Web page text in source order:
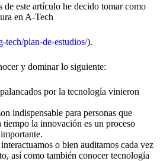
de este artículo he decido tomar como
en A-Tech
tech/plan-de-estudios/).
y dominar lo siguiente:
por la tecnología vinieron
indispensable para personas que
tiempo la innovación es un proceso
o bien auditamos cada vez
así como también conocer tecnología